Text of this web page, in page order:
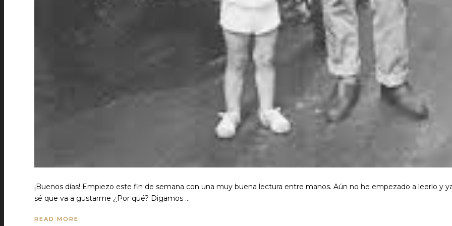
¡Buenos días! Empiezo este fin de semana con una muy buena lectura entre manos. Aún no he empezado a leerlo y
sé que va a gustarme ¿Por qué? Digamos …
READ MORE